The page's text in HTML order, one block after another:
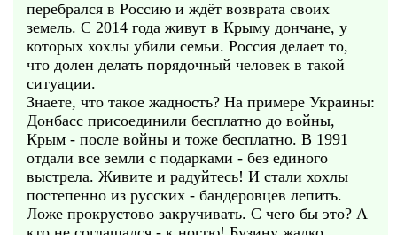
перебрался в Россию и ждёт возврата своих
земель. С 2014 года живут в Крыму дончане, у
которых хохлы убили семьи. Россия делает то,
что долен делать порядочный человек в такой
ситуации.
Знаете, что такое жадность? На примере Украины:
Донбасс присоединили бесплатно до войны,
Крым - после войны и тоже бесплатно. В 1991
отдали все земли с подарками - без единого
выстрела. Живите и радуйтесь! И стали хохлы
постепенно из русских - бандеровцев лепить.
Ложе прокрустово закручивать. С чего бы это? А